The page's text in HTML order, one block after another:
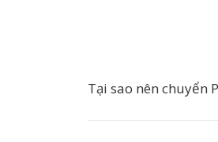
Tại sao nên chuyển